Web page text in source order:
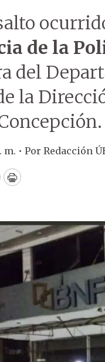
de la
del
la
• Por Redacción
Print